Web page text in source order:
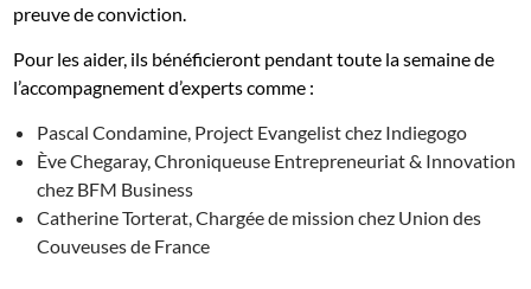
preuve de conviction.
Pour les aider, ils bénéficieront pendant toute la semaine de
l’accompagnement d’experts comme :
Pascal Condamine, Project Evangelist chez Indiegogo
Ève Chegaray, Chroniqueuse Entrepreneuriat & Innovation
chez BFM Business
Catherine Torterat, Chargée de mission chez Union des
Couveuses de France